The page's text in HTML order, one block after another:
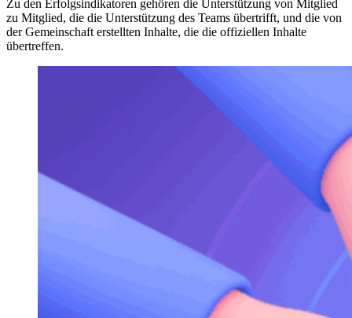
Zu den Erfolgsindikatoren gehören die Unterstützung von Mitglied
zu Mitglied, die die Unterstützung des Teams übertrifft, und die von
der Gemeinschaft erstellten Inhalte, die die offiziellen Inhalte
übertreffen.